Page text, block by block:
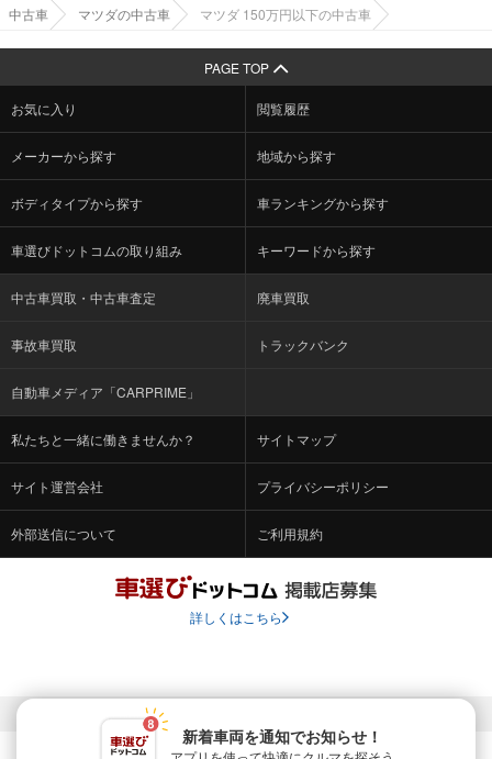
新着車両を通知でお知らせ！
中古車 マツダの中古車 マツダ 150万円以下の中古車
PAGE TOP
お気に入り 閲覧履歴
メーカーから探す 地域から探す
ボディタイプから探す 車ランキングから探す
車選びドットコムの取り組み キーワードから探す
中古車買取・中古車査定 廃車買取
事故車買取 トラックバンク
自動車メディア「CARPRIME」
私たちと一緒に働きませんか？ サイトマップ
サイト運営会社 プライバシーポリシー
外部送信について ご利用規約
詳しくはこちら
© Fabrica Communications Co., LTD.